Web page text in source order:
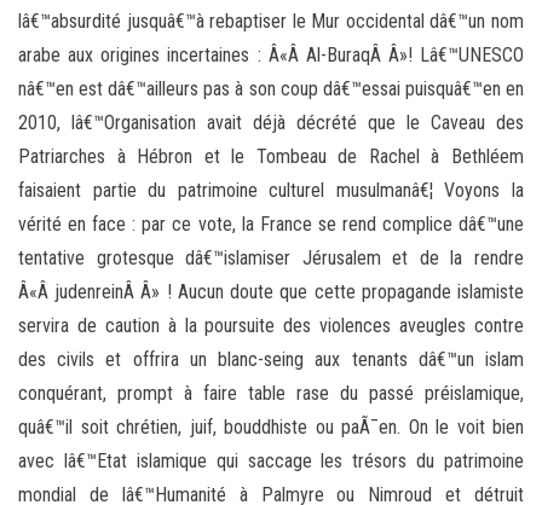
lâ€™absurdité jusquâ€™à rebaptiser le Mur occidental dâ€™un nom
arabe aux origines incertaines : Â«Â Al-BuraqÂ Â»! Lâ€™UNESCO
nâ€™en est dâ€™ailleurs pas à son coup dâ€™essai puisquâ€™en en
2010, lâ€™Organisation avait déjà décrété que le Caveau des
Patriarches à Hébron et le Tombeau de Rachel à Bethléem
faisaient partie du patrimoine culturel musulmanâ€¦ Voyons la
vérité en face : par ce vote, la France se rend complice dâ€™une
tentative grotesque dâ€™islamiser Jérusalem et de la rendre
Â«Â judenreinÂ Â» ! Aucun doute que cette propagande islamiste
servira de caution à la poursuite des violences aveugles contre
des civils et offrira un blanc-seing aux tenants dâ€™un islam
conquérant, prompt à faire table rase du passé préislamique,
quâ€™il soit chrétien, juif, bouddhiste ou paÃ¯en. On le voit bien
avec lâ€™Etat islamique qui saccage les trésors du patrimoine
mondial de lâ€™Humanité à Palmyre ou Nimroud et détruit